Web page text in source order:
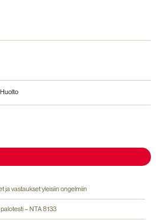
Huolto
ja vastaukset yleisiin ongelmiin
– NTA 8133